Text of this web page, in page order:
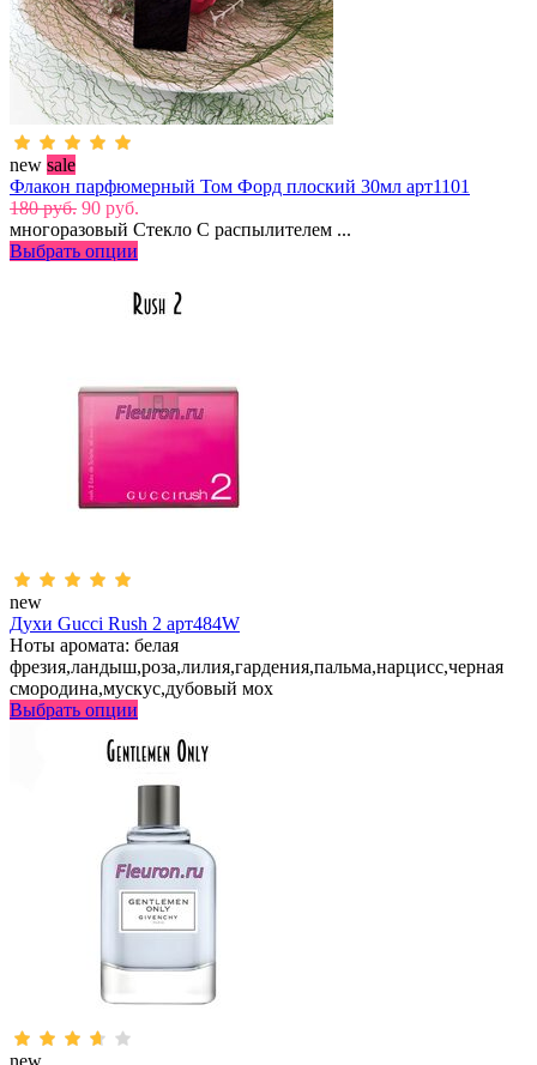
new sale
Флакон парфюмерный Том Форд плоский 30мл арт1101
180 руб. 90 руб.
многоразовый Стекло С распылителем ...
Выбрать опции
new
Духи Gucci Rush 2 арт484W
Ноты аромата: белая
фрезия,ландыш,роза,лилия,гардения,пальма,нарцисс,черная
смородина,мускус,дубовый мох
Выбрать опции
new